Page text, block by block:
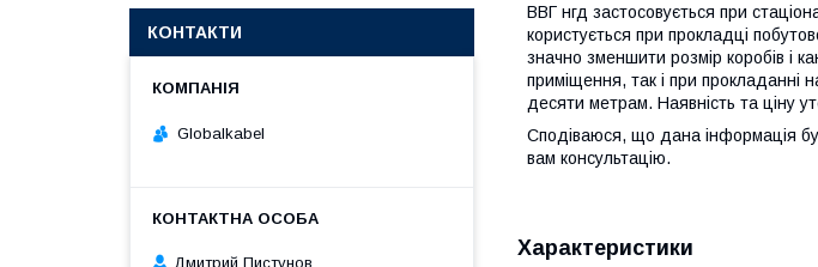
ВВГ нгд застосовується при
користується при прокладці
значно зменшити розмір коробів і
приміщення, так і при прокладанні
десяти метрам. Наявність та ціну
Сподіваюся, що дана інформація
вам консультацію.
Характеристики
КОНТАКТИ
Globalkabel
Дмитрий Пистунов